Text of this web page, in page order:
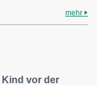
mehr
Kind vor der